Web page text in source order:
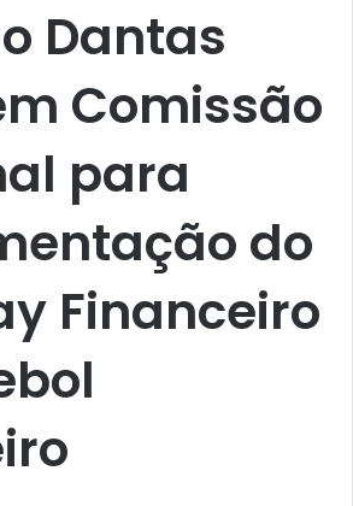
Dantas
Comissão
para
do
Financeiro